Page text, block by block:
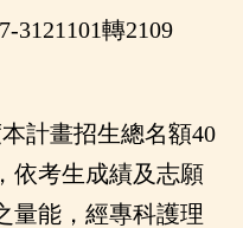
3121101轉2109
計畫招生總名額40
依考生成績及志願
量能，經專科護理